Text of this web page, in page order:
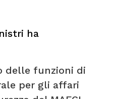
ha
delle funzioni di
per gli affari